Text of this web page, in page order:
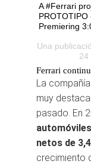
A #Ferrari
PROTOTIPO
Premiering
Una
24
Ferrari
La
muy
pasado. En
netos de
crecimiento